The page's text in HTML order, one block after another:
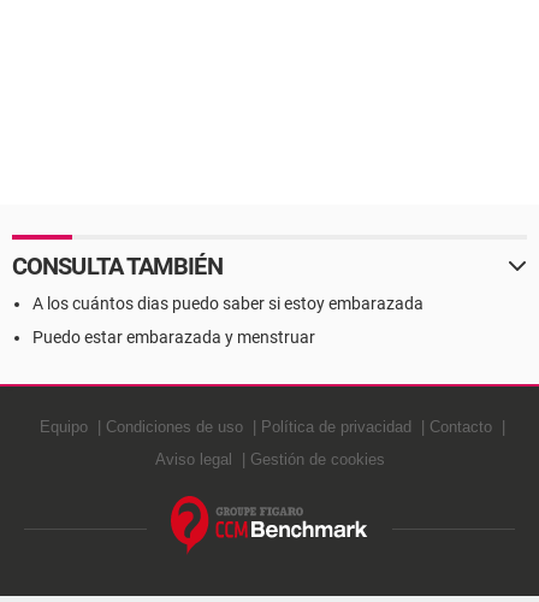
CONSULTA TAMBIÉN
A los cuántos dias puedo saber si estoy embarazada
Puedo estar embarazada y menstruar
Equipo Condiciones de uso Política de privacidad
Contacto
Aviso legal
Gestión de cookies